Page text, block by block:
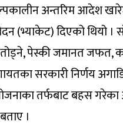
अन्तरिम आदेश
(भ्याकेट) दिएको थियो ।
पेस्की जमानत जफत,
सरकारी निर्णय
तर्फबाट बहस गरेका
।